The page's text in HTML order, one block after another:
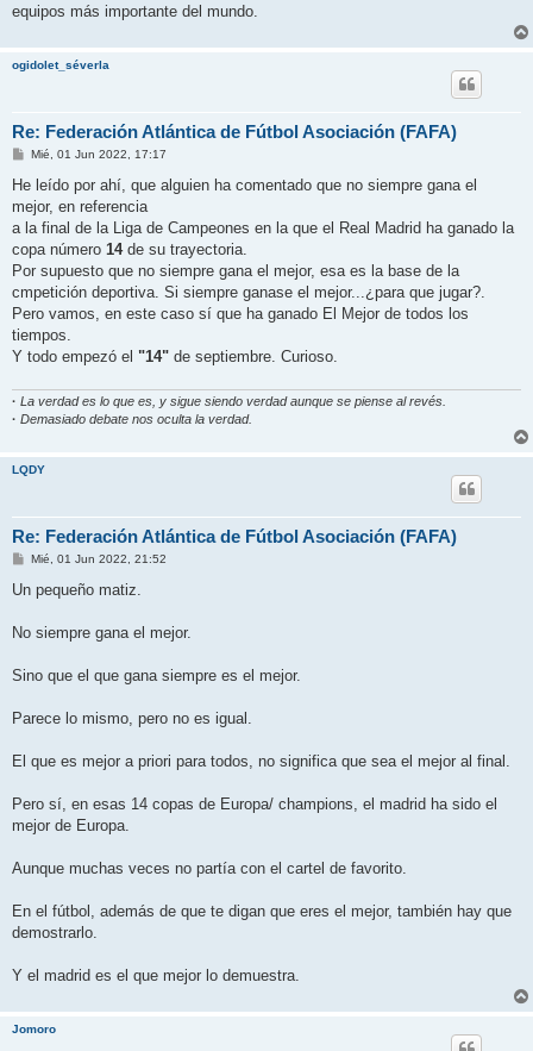
equipos más importante del mundo.
ogidolet_séverla
Re: Federación Atlántica de Fútbol Asociación (FAFA)
M
n
a
j
Mié, 01 Jun 2022, 17:17
He leído por ahí, que alguien ha comentado que no siempre gana el
mejor, en referencia
a la final de la Liga de Campeones en la que el Real Madrid ha ganado la
copa número 14de su trayectoria.
Por supuesto que no siempre gana el mejor, esa es la base de la
cmpetición deportiva. Si siempre ganase el mejor...¿para que jugar?.
Pero vamos, en este caso sí que ha ganado El Mejor de todos los
tiempos.
Y todo empezó el "14" de septiembre. Curioso.
· La verdad es lo que es, y sigue siendo verdad aunque se piense al revés.
· Demasiado debate nos oculta la verdad.
LQDY
Re: Federación Atlántica de Fútbol Asociación (FAFA)
M
n
j
Mié, 01 Jun 2022, 21:52
Un pequeño matiz.
No siempre gana el mejor.
Sino que el que gana siempre es el mejor.
Parece lo mismo, pero no es igual.
El que es mejor a priori para todos, no significa que sea el mejor al final.
Pero sí, en esas 14 copas de Europa/ champions, el madrid ha sido el
mejor de Europa.
Aunque muchas veces no partía con el cartel de favorito.
En el fútbol, además de que te digan que eres el mejor, también hay que
demostrarlo.
Y el madrid es el que mejor lo demuestra.
Jomoro